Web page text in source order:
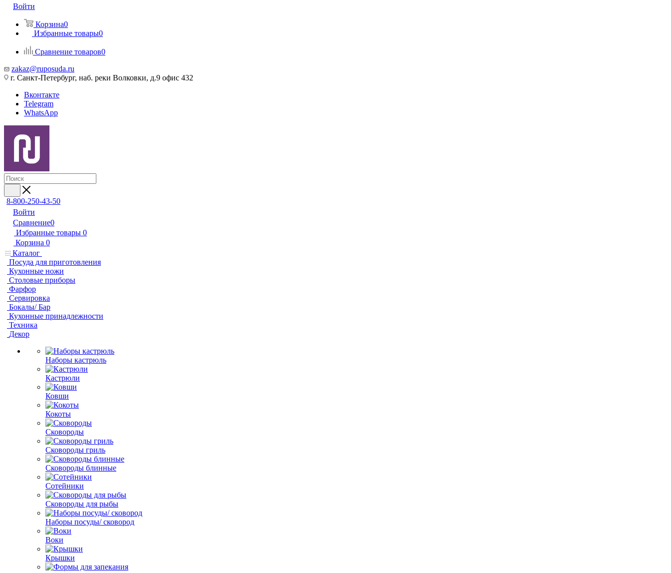
Войти
Корзина0
Избранные товары0
Сравнение товаров0
zakaz@ruposuda.ru
г. Санкт-Петербург, наб. реки Волковки, д.9 офис 432
Вконтакте
Telegram
WhatsApp
8-800-250-43-50
Войти
Сравнение0
Избранные товары 0
Корзина 0
Каталог
Посуда для приготовления
Кухонные ножи
Столовые приборы
Фарфор
Сервировка
Бокалы/ Бар
Кухонные принадлежности
Техника
Декор
Наборы кастрюль
Кастрюли
Ковши
Кокоты
Сковороды
Сковороды гриль
Сковороды блинные
Сотейники
Сковороды для рыбы
Наборы посуды/ сковород
Воки
Крышки